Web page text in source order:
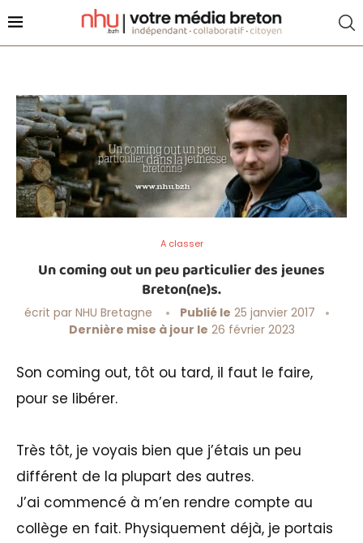
A classer
Un coming out un peu particulier des jeunes
Breton(ne)s.
écrit par NHU Bretagne Publié le 25 janvier 2017
Dernière mise à jour le 26 février 2023
Son coming out, tôt ou tard, il faut le faire,
pour se libérer.
Très tôt, je voyais bien que j’étais un peu
différent de la plupart des autres.
J’ai commencé à m’en rendre compte au
collège en fait. Physiquement déjà, je portais